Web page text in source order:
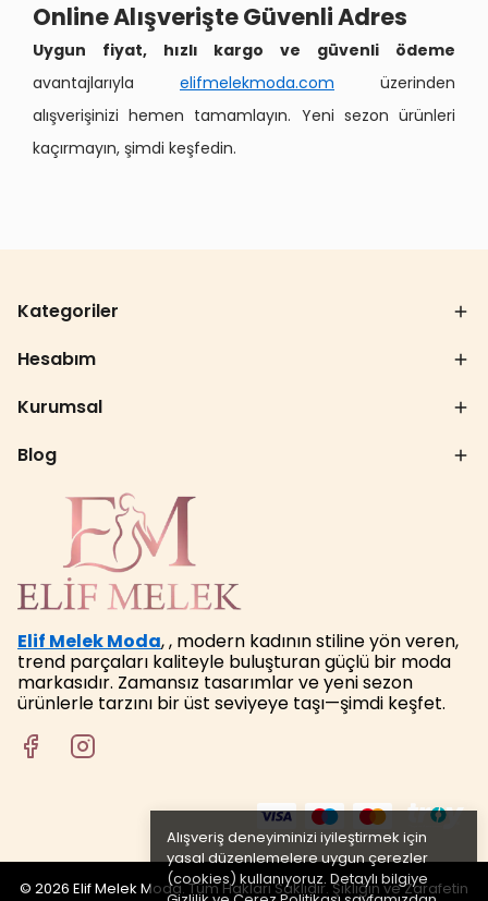
Alışveriş deneyiminizi iyileştirmek için
yasal düzenlemelere uygun çerezler
(cookies) kullanıyoruz. Detaylı bilgiye
Online Alışverişte Güvenli Adres
Uygun fiyat, hızlı kargo ve güvenli ödeme
avantajlarıyla elifmelekmoda.com üzerinden
alışverişinizi hemen tamamlayın. Yeni sezon ürünleri
kaçırmayın, şimdi keşfedin.
Kategoriler
Hesabım
Kurumsal
Blog
Elif Melek Moda, , modern kadının stiline yön veren,
trend parçaları kaliteyle buluşturan güçlü bir moda
markasıdır. Zamansız tasarımlar ve yeni sezon
ürünlerle tarzını bir üst seviyeye taşı—şimdi keşfet.
© 2026 Elif Melek Moda. Tüm Hakları Saklıdır. Şıklığın ve Zarafetin